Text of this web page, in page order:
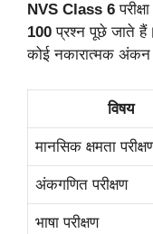
NVS Class 6 परीक्षा
100 प्रश्न पूछे जाते
कोई नकारात्मक अंकन
विषय
मानसिक क्षमता
अंकगणित परीक्षण
भाषा परीक्षण